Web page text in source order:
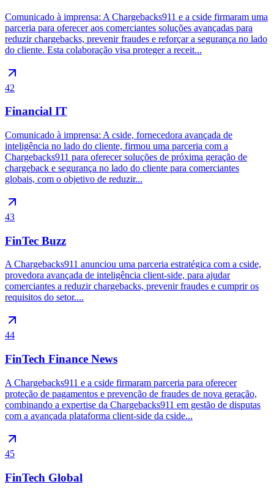
Comunicado à imprensa: A Chargebacks911 e a cside firmaram uma
parceria para oferecer aos comerciantes soluções avançadas para
reduzir chargebacks, prevenir fraudes e reforçar a segurança no lado
do cliente. Esta colaboração visa proteger a receit...
42
Financial IT
Comunicado à imprensa: A cside, fornecedora avançada de
inteligência no lado do cliente, firmou uma parceria com a
Chargebacks911 para oferecer soluções de próxima geração de
chargeback e segurança no lado do cliente para comerciantes
globais, com o objetivo de reduzir...
43
FinTec Buzz
A Chargebacks911 anunciou uma parceria estratégica com a cside,
provedora avançada de inteligência client-side, para ajudar
comerciantes a reduzir chargebacks, prevenir fraudes e cumprir os
requisitos do setor....
44
FinTech Finance News
A Chargebacks911 e a cside firmaram parceria para oferecer
proteção de pagamentos e prevenção de fraudes de nova geração,
combinando a expertise da Chargebacks911 em gestão de disputas
com a avançada plataforma client-side da cside...
45
FinTech Global